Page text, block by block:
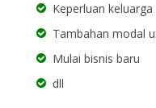
Keperluan keluarga
Tambahan modal
Mulai bisnis baru
dll